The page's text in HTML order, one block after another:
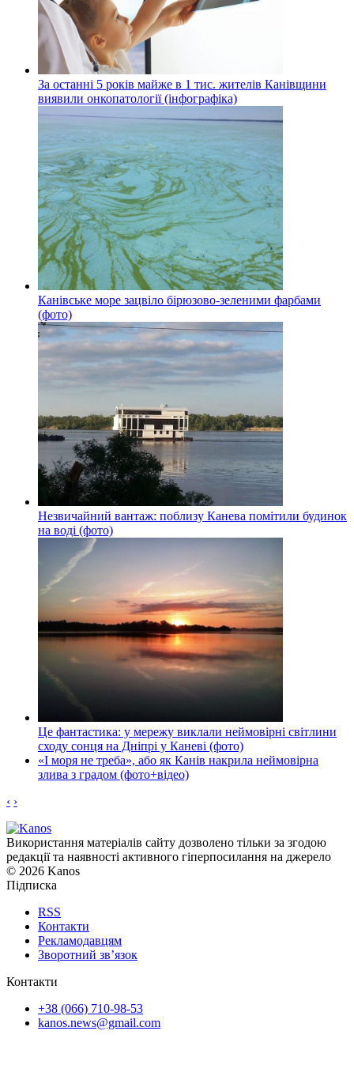
За останні 5 років майже в 1 тис. жителів Канівщини
виявили онкопатології (інфографіка)
Канівське море зацвіло бірюзово-зеленими фарбами
(фото)
Незвичайний вантаж: поблизу Канева помітили будинок
на воді (фото)
Це фантастика: у мережу виклали неймовірні світлини
сходу сонця на Дніпрі у Каневі (фото)
«І моря не треба», або як Канів накрила неймовірна
злива з градом (фото+відео)
‹ ›
Використання матеріалів сайту дозволено тільки за згодою
редакції та наявності активного гіперпосилання на джерело
© 2026 Kanos
Підписка
RSS
Контакти
Рекламодавцям
Зворотний зв’язок
Контакти
+38 (066) 710-98-53
kanos.news@gmail.com